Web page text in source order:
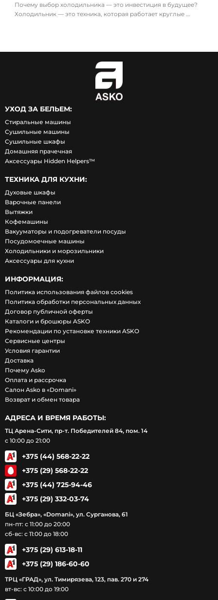
Почему выбор холодильника — это инвестиция в будущее?
Холодильник — это техника, которая работает круглые …
УХОД ЗА БЕЛЬЕМ:
Стиральные машины
Сушильные машины
Сушильные шкафы
Домашняя прачечная
Аксессуары Hidden Helpers™
ТЕХНИКА ДЛЯ КУХНИ:
Духовые шкафы
Варочные панели
Вытяжки
Кофемашины
Вакууматоры и подогреватели посуды
Посудомоечные машины
Холодильники и морозильники
Аксессуары для кухни
ИНФОРМАЦИЯ:
Политика использования файлов cookies
Политика обработки персональных данных
Договор публичной оферты
Каталоги и брошюры ASKO
Рекомендации по установке техники ASKO
Сервисные центры
Условия гарантии
Доставка
Почему Asko
Оплата и рассрочка
Салон Asko в «Domani»
Возврат и обмен товара
АДРЕСА И ВРЕМЯ РАБОТЫ:
ТЦ Арена-Сити, пр-т. Победителей 84, пом. 14
с 10:00 до 21:00
+375 (44) 568-22-22
+375 (29) 568-22-22
+375 (44) 725-94-46
+375 (29) 332-03-74
БЦ «Зебра», «Domani», ул. Сурганова, 61
пн-пт: с 11:00 до 20:00
сб-вс: с 11:00 до 18:00
+375 (29) 613-18-11
+375 (29) 186-60-60
ТРЦ «ГРАД», ул. Тимирязева, 123, пав. 270 и 274
вт-вс: с 10:00 до 19:00